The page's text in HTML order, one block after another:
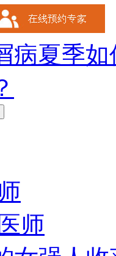
病夏季如
师